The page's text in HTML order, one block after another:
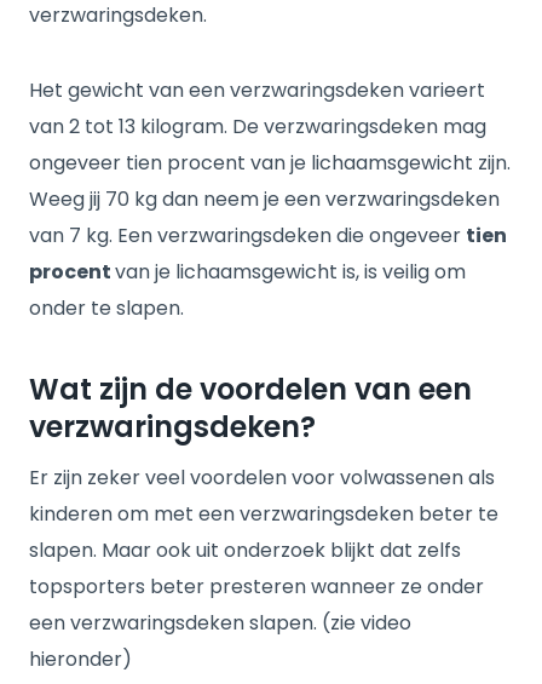
verzwaringsdeken.
Het gewicht van een verzwaringsdeken varieert
van 2 tot 13 kilogram. De verzwaringsdeken mag
ongeveer tien procent van je lichaamsgewicht zijn.
Weeg jij 70 kg dan neem je een verzwaringsdeken
van 7 kg. Een verzwaringsdeken die ongeveer tien
procentvan je lichaamsgewicht is, is veilig om
onder te slapen.
Wat zijn de voordelen van een
verzwaringsdeken?
Er zijn zeker veel voordelen voor volwassenen als
kinderen om met een verzwaringsdeken beter te
slapen. Maar ook uit onderzoek blijkt dat zelfs
topsporters beter presteren wanneer ze onder
een verzwaringsdeken slapen. (zie video
hieronder)